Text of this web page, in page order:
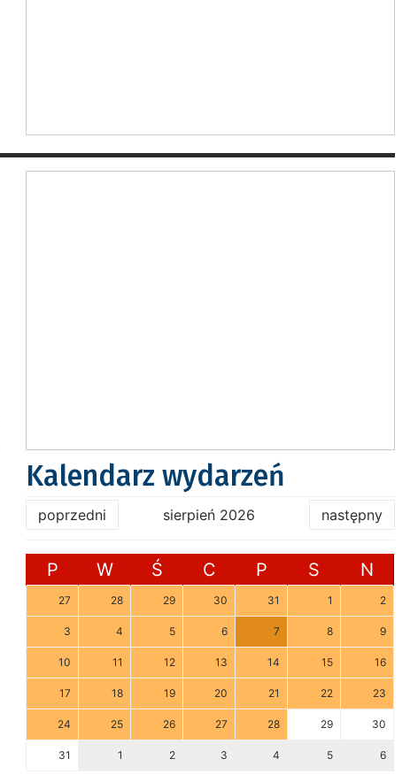
Kalendarz wydarzeń
poprzedni sierpień 2026 następny
P W Ś C P S N
27 28 29 30 31 1 2
3 4 5 6 7 8 9
10 11 12 13 14 15 16
17 18 19 20 21 22 23
24 25 26 27 28 29 30
31 1 2 3 4 5 6